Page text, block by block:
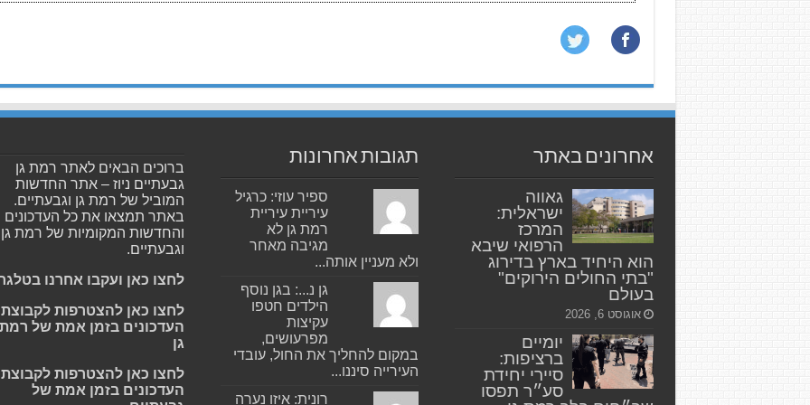
אחרונים באתר
גאווה
ישראלית:
המרכז
הרפואי שיבא
הוא היחיד בארץ בדירוג
"בתי החולים הירוקים"
בעולם
אוגוסט 6, 2026
יומיים
ברציפות:
סיירי יחידת
סע״ר תפסו
תגובות אחרונות
ספיר עוזי: כרגיל
עיריית עיריית
רמת גן לא
מגיבה מאחר
ולא מעניין אותה...
גן נ...: בגן נוסף
הילדים חטפו
עקיצות
מפרעושים,
במקום להחליך את החול, עובדי
העירייה סיננו...
רונית: איזו נערה
ברוכים הבאים לאתר רמת גן
גבעתיים ניוז – אתר החדשות
המוביל של רמת גן וגבעתיים.
באתר תמצאו את כל העדכונים
והחדשות המקומיות של רמת גן
וגבעתיים.
לחצו כאן ועקבו אחרנו
לחצו כאן להצטרפות לקבוצת
העדכונים בזמן אמת של רמת
גן
לחצו כאן להצטרפות לקבוצת
העדכונים בזמן אמת של